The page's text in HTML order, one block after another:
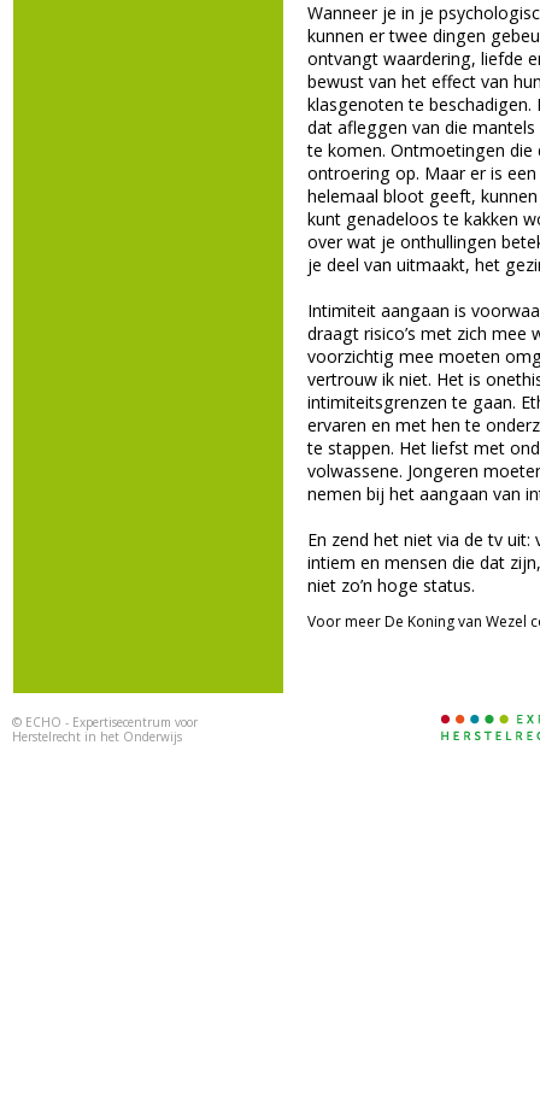
Wanneer je in je
kunnen er twee dingen
ontvangt waardering, liefde
bewust van het effect van
klasgenoten te
dat afleggen van die
te komen. Ontmoetingen die
ontroering op. Maar er is
helemaal bloot geeft,
kunt genadeloos te kakken
over wat je onthullingen
je deel van uitmaakt, het
Intimiteit aangaan is
draagt risico’s met zich mee
voorzichtig mee moeten
vertrouw ik niet. Het is
intimiteitsgrenzen te gaan.
ervaren en met hen te
te stappen. Het liefst met
volwassene. Jongeren
nemen bij het aangaan van
En zend het niet via de tv
intiem en mensen die dat
niet zo’n hoge status.
Voor meer De Koning van Wezel
© ECHO - Expertisecentrum voor
Herstelrecht in het Onderwijs